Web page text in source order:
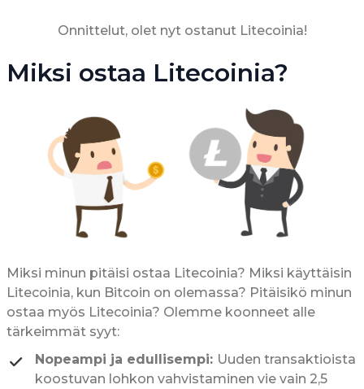
Onnittelut, olet nyt ostanut Litecoinia!
Miksi ostaa Litecoinia?
Miksi minun pitäisi ostaa Litecoinia? Miksi käyttäisin
Litecoinia, kun Bitcoin on olemassa? Pitäisikö minun
ostaa myös Litecoinia? Olemme koonneet alle
tärkeimmät syyt:
Nopeampi ja edullisempi: Uuden transaktioista
koostuvan lohkon vahvistaminen vie vain 2,5